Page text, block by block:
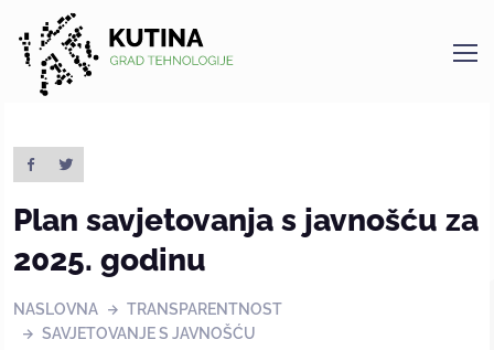
Kutina
Plan savjetovanja s javnošću za
2025. godinu
NASLOVNA
TRANSPARENTNOST
SAVJETOVANJE S JAVNOŠĆU